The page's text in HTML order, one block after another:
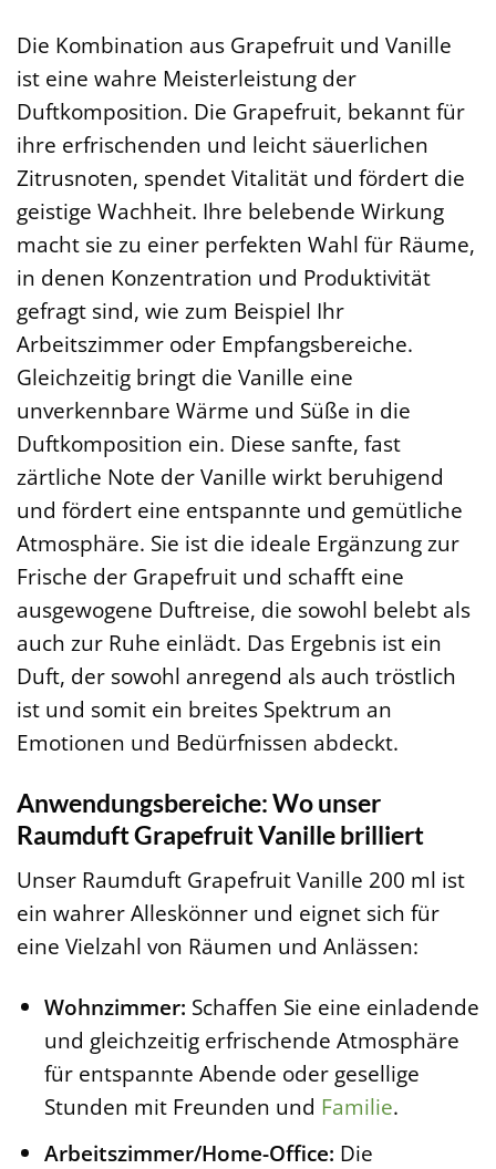
Die Kombination aus Grapefruit und Vanille
ist eine wahre Meisterleistung der
Duftkomposition. Die Grapefruit, bekannt für
ihre erfrischenden und leicht säuerlichen
Zitrusnoten, spendet Vitalität und fördert die
geistige Wachheit. Ihre belebende Wirkung
macht sie zu einer perfekten Wahl für Räume,
in denen Konzentration und Produktivität
gefragt sind, wie zum Beispiel Ihr
Arbeitszimmer oder Empfangsbereiche.
Gleichzeitig bringt die Vanille eine
unverkennbare Wärme und Süße in die
Duftkomposition ein. Diese sanfte, fast
zärtliche Note der Vanille wirkt beruhigend
und fördert eine entspannte und gemütliche
Atmosphäre. Sie ist die ideale Ergänzung zur
Frische der Grapefruit und schafft eine
ausgewogene Duftreise, die sowohl belebt als
auch zur Ruhe einlädt. Das Ergebnis ist ein
Duft, der sowohl anregend als auch tröstlich
ist und somit ein breites Spektrum an
Emotionen und Bedürfnissen abdeckt.
Anwendungsbereiche: Wo unser
Raumduft Grapefruit Vanille brilliert
Unser Raumduft Grapefruit Vanille 200 ml ist
ein wahrer Alleskönner und eignet sich für
eine Vielzahl von Räumen und Anlässen:
Wohnzimmer: Schaffen Sie eine einladende
und gleichzeitig erfrischende Atmosphäre
für entspannte Abende oder gesellige
Stunden mit Freunden und Familie.
Arbeitszimmer/Home-Office: Die